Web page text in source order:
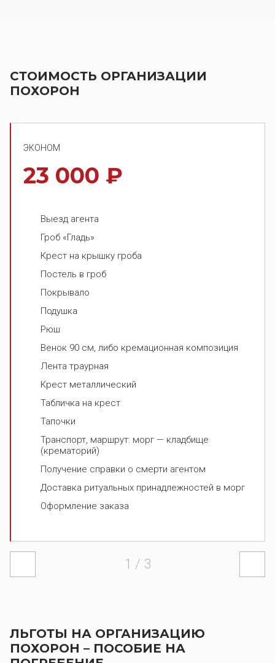
СТОИМОСТЬ ОРГАНИЗАЦИИ
ПОХОРОН
ЭКОНОМ
23 000 ₽
Выезд агента
Гроб «Гладь»
Крест на крышку гроба
Постель в гроб
Покрывало
Подушка
Рюш
Венок 90 см, либо кремационная композиция
Лента траурная
Крест металлический
Табличка на крест
Тапочки
Транспорт, маршрут: морг — кладбище
(крематорий)
Получение справки о смерти агентом
Доставка ритуальных принадлежностей в морг
Оформление заказа
1 / 3
ЛЬГОТЫ НА ОРГАНИЗАЦИЮ
ПОХОРОН – ПОСОБИЕ НА